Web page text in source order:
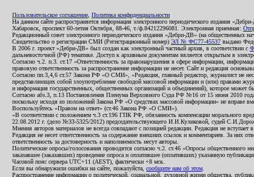
Пользовательское соглашение Политика конфиденциальности
На данном сайте распространяется информация электронного периодического издания
Хабаровск, проспект 60-летия Октября, 88-46, т./ф.84212296081. Электронная приемная:
Редакционный совет электронного периодического издания «Дебри-ДВ» (на
Свидетельство о регистрации СМИ (Регистрационный номер) ЭЛ № ФС77-45537 выдано
В 2006 г. проект «Дебри-ДВ» был создан как электронный частный архив, в соответствии с
дальневосточной (РФ) тематике. Доступ к архивным документам является открытым в
Согласно ч.2. п.3. ст.17 «Ответственность за правонарушения в сфере информации,
правовую ответственность за распространение информации не несет. Сайт и редакция
Согласно пп.3,4,6 ст.57 Закона РФ «О СМИ», «Редакция, главный редактор, журналист не
представляющих собой злоупотребление свободой массовой информации и (или) правами
и информация государственных, общественных организаций и объединений), которое может
Согласно абз.3, п.13 Постановления Пленума Верховного Суда РФ №16 от 15 июня 2010
поскольку исходя из положений Закона РФ «О средствах массовой информации» не вправе
Воспользуйтесь «Правом на ответ» (ст.46 Закона РФ «О СМИ»).
«В соответствии с положением ч.3 ст.196 ГПК РФ, обязанность компенсации морального
22.08.2012 г. (дело №33-5325/2012) председательствующего И.И.Куликовой, судей
Мнения авторов материалов не всегда совпадают с позицией редакции. Редакция не вступает в
Редакция не несет ответственность за содержание внешних ссылок и комментариев. За них
ответственность за достоверность и наполняемость несут авторы.
Политические опросы/голосования проводятся согласно ч.2. ст.46 «Опросы общественного
заказавшее (заказавших) проведение опроса и оплатившее (оплативших) указанную
Часовой пояс сервера UTC+11 (AEST), фактически +8 мск.
Если вы обнаружили ошибки на сайте, пожалуйста, сообщите нам об этом
Распространение информации о политической, социальной, духовной жизни общества,